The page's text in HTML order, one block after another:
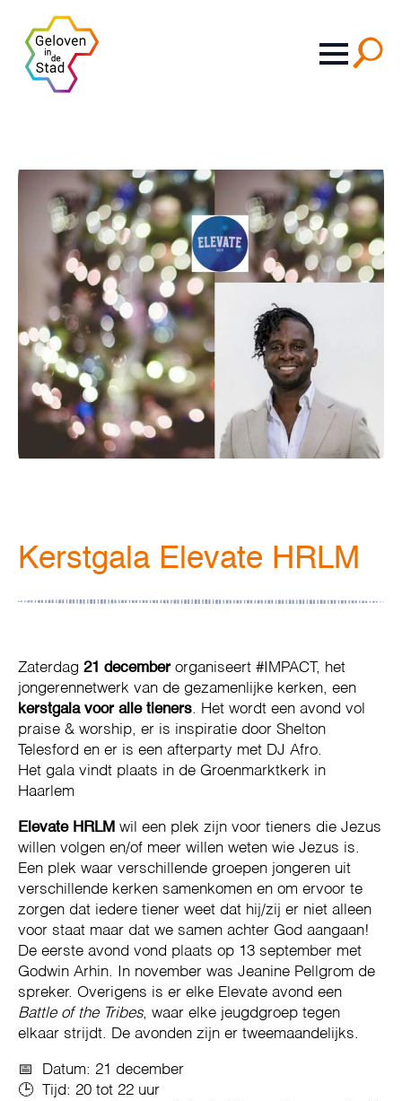
Kerstgala Elevate HRLM
Zaterdag 21 decemberorganiseert #IMPACT, het
jongerennetwerk van de gezamenlijke kerken, een
kerstgala voor alle tieners. Het wordt een avond vol
praise & worship, er is inspiratie door Shelton
Telesford en er is een afterparty met DJ Afro.
Het gala vindt plaats in de Groenmarktkerk in
Haarlem
Elevate HRLM wil een plek zijn voor tieners die Jezus
willen volgen en/of meer willen weten wie Jezus is.
Een plek waar verschillende groepen jongeren uit
verschillende kerken samenkomen en om ervoor te
zorgen dat iedere tiener weet dat hij/zij er niet alleen
voor staat maar dat we samen achter God aangaan!
De eerste avond vond plaats op 13 september met
Godwin Arhin. In november was Jeanine Pellgrom de
spreker. Overigens is er elke Elevate avond een
Battle of the Tribes, waar elke jeugdgroep tegen
elkaar strijdt. De avonden zijn er tweemaandelijks.
📅 Datum: 21 december
🕒 Tijd: 20 tot 22 uur